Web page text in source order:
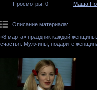
Просмотры: 0 Маша
Описание материала:
«8 марта» праздник каждой
счастья. Мужчины, подарите